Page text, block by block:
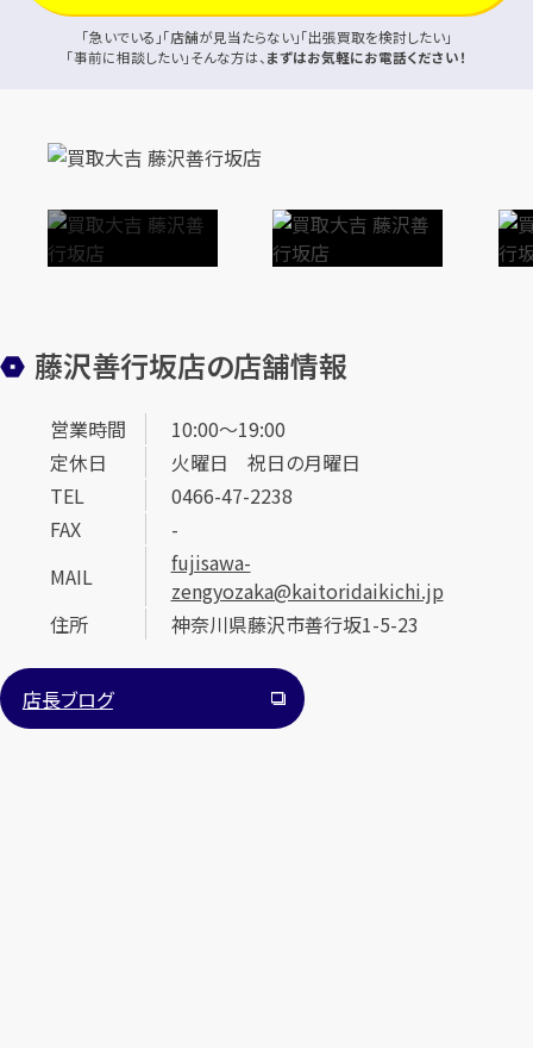
「急いでいる」「店舗が見当たらない」「出張買取を検討したい」
「事前に相談したい」そんな方は、まずはお気軽にお電話ください！
藤沢善行坂店の店舗情報
営業時間
10:00～19:00
定休日
火曜日 祝日の月曜日
TEL
0466-47-2238
FAX
-
MAIL
fujisawa-
zengyozaka@kaitoridaikichi.jp
住所
神奈川県藤沢市善行坂1-5-23
店長ブログ